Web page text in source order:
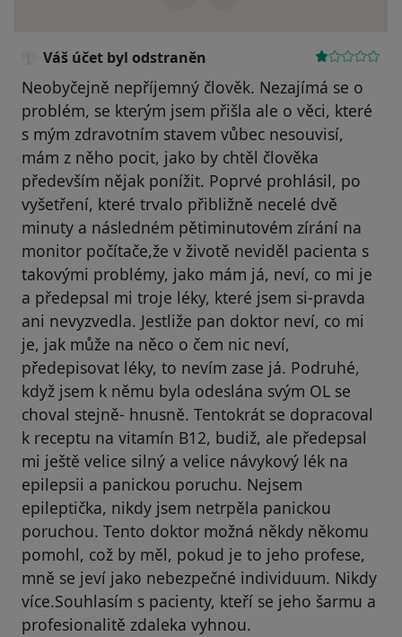
Váš účet byl odstraněn
Neobyčejně nepříjemný člověk. Nezajímá se o
problém, se kterým jsem přišla ale o věci, které
s mým zdravotním stavem vůbec nesouvisí,
mám z něho pocit, jako by chtěl člověka
především nějak ponížit. Poprvé prohlásil, po
vyšetření, které trvalo přibližně necelé dvě
minuty a následném pětiminutovém zírání na
monitor počítače,že v životě neviděl pacienta s
takovými problémy, jako mám já, neví, co mi je
a předepsal mi troje léky, které jsem si-pravda
ani nevyzvedla. Jestliže pan doktor neví, co mi
je, jak může na něco o čem nic neví,
předepisovat léky, to nevím zase já. Podruhé,
když jsem k němu byla odeslána svým OL se
choval stejně- hnusně. Tentokrát se dopracoval
k receptu na vitamín B12, budiž, ale předepsal
mi ještě velice silný a velice návykový lék na
epilepsii a panickou poruchu. Nejsem
epileptička, nikdy jsem netrpěla panickou
poruchou. Tento doktor možná někdy někomu
pomohl, což by měl, pokud je to jeho profese,
mně se jeví jako nebezpečné individuum. Nikdy
více.Souhlasím s pacienty, kteří se jeho šarmu a
profesionalitě zdaleka vyhnou.